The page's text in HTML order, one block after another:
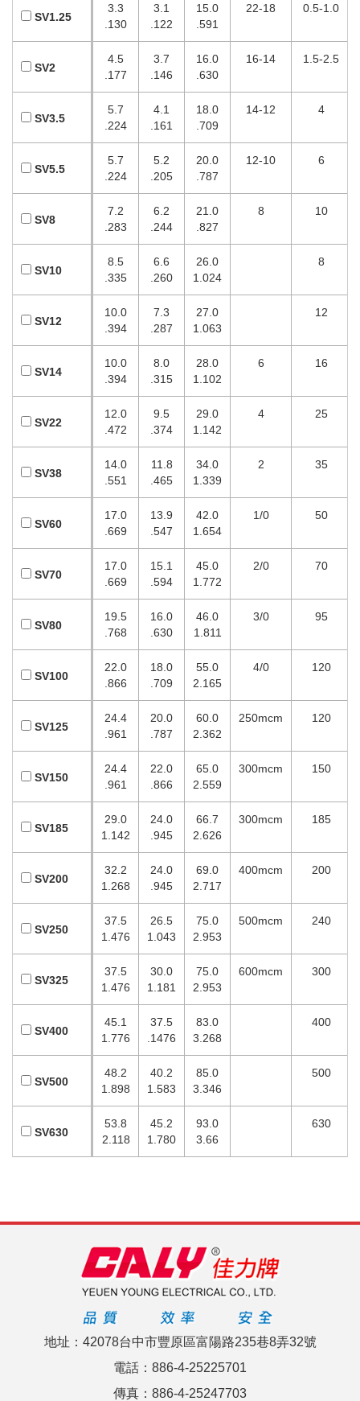
3.3
.130
3.1
.122
15.0
.591
22-18 0.5-1.0
4.5
.177
3.7
.146
16.0
.630
16-14 1.5-2.5
5.7
.224
4.1
.161
18.0
.709
14-12 4
5.7
.224
5.2
.205
20.0
.787
12-10 6
7.2
.283
6.2
.244
21.0
.827
8 10
8.5
.335
6.6
.260
26.0
1.024
8
10.0
.394
7.3
.287
27.0
1.063
12
10.0
.394
8.0
.315
28.0
1.102
6 16
12.0
.472
9.5
.374
29.0
1.142
4 25
14.0
.551
11.8
.465
34.0
1.339
2 35
17.0
.669
13.9
.547
42.0
1.654
1/0 50
17.0
.669
15.1
.594
45.0
1.772
2/0 70
19.5
.768
16.0
.630
46.0
1.811
3/0 95
22.0
.866
18.0
.709
55.0
2.165
4/0 120
24.4
.961
20.0
.787
60.0
2.362
250mcm 120
24.4
.961
22.0
.866
65.0
2.559
300mcm 150
29.0
1.142
24.0
.945
66.7
2.626
300mcm 185
32.2
1.268
24.0
.945
69.0
2.717
400mcm 200
37.5
1.476
26.5
1.043
75.0
2.953
500mcm 240
37.5
1.476
30.0
1.181
75.0
2.953
600mcm 300
45.1
1.776
37.5
.1476
83.0
3.268
400
48.2
1.898
40.2
1.583
85.0
3.346
500
53.8
2.118
45.2
1.780
93.0
3.66
630
SV1.25
SV2
SV3.5
SV5.5
SV8
SV10
SV12
SV14
SV22
SV38
SV60
SV70
SV80
SV100
SV125
SV150
SV185
SV200
SV250
SV325
SV400
SV500
SV630
地址：42078台中市豐原區富陽路235巷8弄32號
電話：886-4-25225701
傳真：886-4-25247703